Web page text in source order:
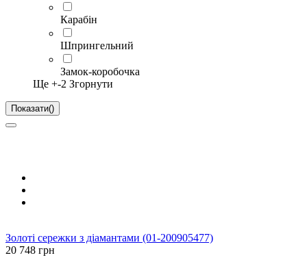
Карабін
Шпрингельний
Замок-коробочка
Ще +-2 Згорнути
Показати()
Золоті сережки з діамантами (01-200905477)
20 748 грн